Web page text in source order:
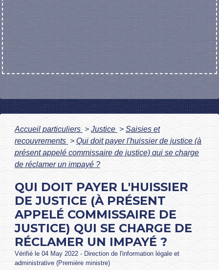
Accueil particuliers > Justice > Saisies et
recouvrements > Qui doit payer l'huissier de justice (à
présent appelé commissaire de justice) qui se charge
de réclamer un impayé ?
QUI DOIT PAYER L'HUISSIER
DE JUSTICE (À PRÉSENT
APPELÉ COMMISSAIRE DE
JUSTICE) QUI SE CHARGE DE
RÉCLAMER UN IMPAYÉ ?
Vérifié le 04 May 2022 - Direction de l'information légale et
administrative (Première ministre)